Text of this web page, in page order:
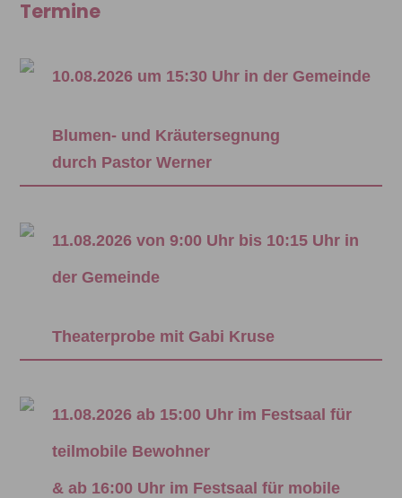
Termine
10.08.2026 um 15:30 Uhr in der Gemeinde
Blumen- und Kräutersegnung
durch Pastor Werner
11.08.2026 von 9:00 Uhr bis 10:15 Uhr in
der Gemeinde
Theaterprobe mit Gabi Kruse
11.08.2026 ab 15:00 Uhr im Festsaal für
teilmobile Bewohner
& ab 16:00 Uhr im Festsaal für mobile